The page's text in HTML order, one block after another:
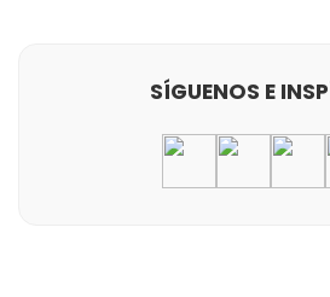
SÍGUENOS E